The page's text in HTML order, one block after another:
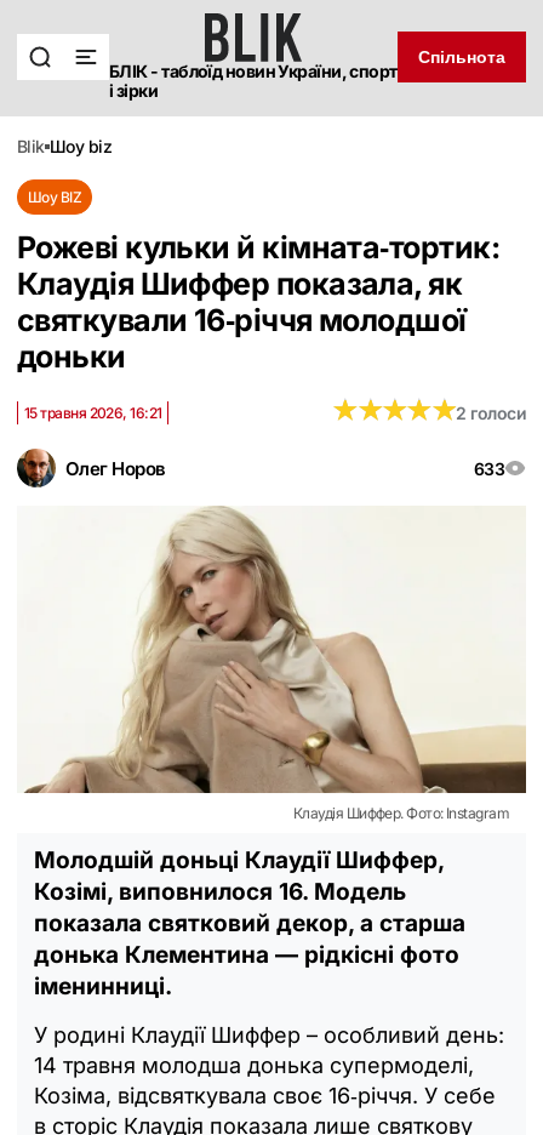
БЛІК - таблоїд новин України, спорт
і зірки
Спільнота
blik шоу biz
Шоу BIZ
Рожеві кульки й кімната‑тортик:
Клаудія Шиффер показала, як
святкували 16‑річчя молодшої
доньки
Олег Норов 633
15 травня 2026, 16:21 ★★★★★
★★★★★2 голоси
Клаудія Шиффер. Фото: Instagram
Молодшій доньці Клаудії Шиффер,
Козімі, виповнилося 16. Модель
показала святковий декор, а старша
донька Клементина — рідкісні фото
іменинниці.
У родині Клаудії Шиффер – особливий день:
14 травня молодша донька супермоделі,
Козіма, відсвяткувала своє 16‑річчя. У себе
в сторіс Клаудія показала лише святкову